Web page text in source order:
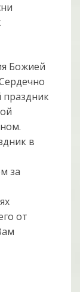
Божией
в
за
от